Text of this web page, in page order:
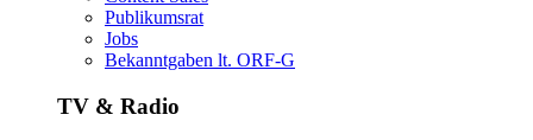
Publikumsrat
Jobs
Bekanntgabenlt.ORF-G
TV&Radio